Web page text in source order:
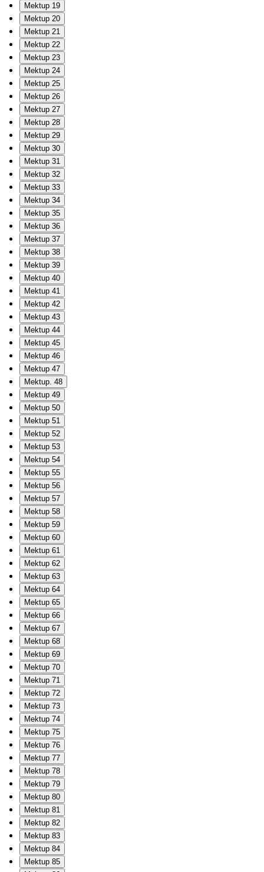
Mektup 19
Mektup 20
Mektup 21
Mektup 22
Mektup 23
Mektup 24
Mektup 25
Mektup 26
Mektup 27
Mektup 28
Mektup 29
Mektup 30
Mektup 31
Mektup 32
Mektup 33
Mektup 34
Mektup 35
Mektup 36
Mektup 37
Mektup 38
Mektup 39
Mektup 40
Mektup 41
Mektup 42
Mektup 43
Mektup 44
Mektup 45
Mektup 46
Mektup 47
Mektup. 48
Mektup 49
Mektup 50
Mektup 51
Mektup 52
Mektup 53
Mektup 54
Mektup 55
Mektup 56
Mektup 57
Mektup 58
Mektup 59
Mektup 60
Mektup 61
Mektup 62
Mektup 63
Mektup 64
Mektup 65
Mektup 66
Mektup 67
Mektup 68
Mektup 69
Mektup 70
Mektup 71
Mektup 72
Mektup 73
Mektup 74
Mektup 75
Mektup 76
Mektup 77
Mektup 78
Mektup 79
Mektup 80
Mektup 81
Mektup 82
Mektup 83
Mektup 84
Mektup 85